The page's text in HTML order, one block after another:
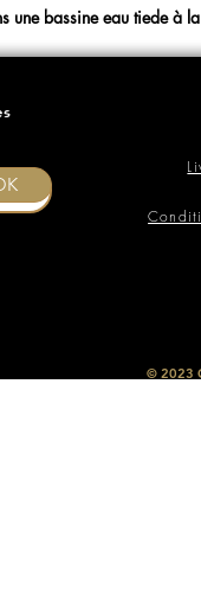
une bassine eau tiede à
​© 2023